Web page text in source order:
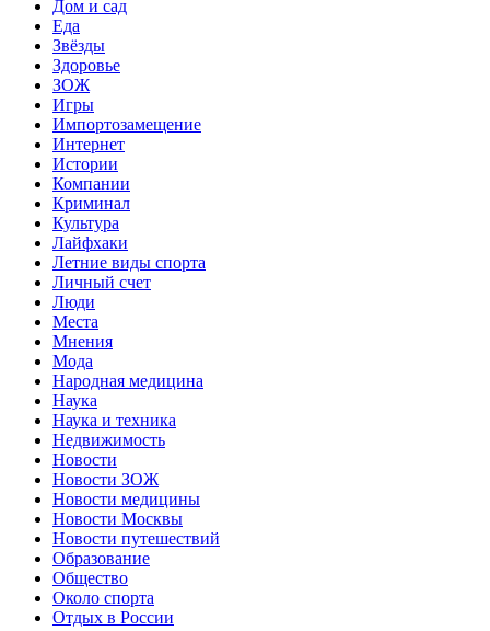
Дом и сад
Еда
Звёзды
Здоровье
ЗОЖ
Игры
Импортозамещение
Интернет
Истории
Компании
Криминал
Культура
Лайфхаки
Летние виды спорта
Личный счет
Люди
Места
Мнения
Мода
Народная медицина
Наука
Наука и техника
Недвижимость
Новости
Новости ЗОЖ
Новости медицины
Новости Москвы
Новости путешествий
Образование
Общество
Около спорта
Отдых в России